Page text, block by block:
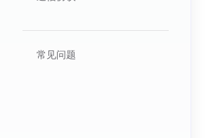
常见问题